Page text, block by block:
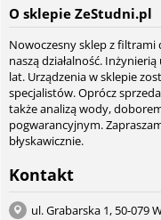
O sklepie ZeStudni.pl
Nowoczesny sklep z filtrami
naszą działalność.
lat. Urządzenia w sklepie
specjalistów. Oprócz
także analizą wody,
pogwarancyjnym.
błyskawicznie.
Kontakt
ul. Grabarska 1, 50-079